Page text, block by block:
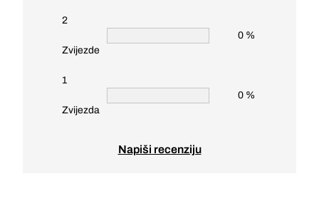
2
Zvijezde
0 %
1
Zvijezda
0 %
Napiši recenziju